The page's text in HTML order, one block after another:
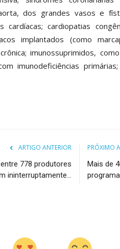
dos grandes vasos e
cardíacas; cardiopatias
implantados (como
imunossuprimidos,
imunodeficiências
ARTIGO ANTERIOR
778 produtores
ininterruptamente...
PRÓXIMO
Mais de